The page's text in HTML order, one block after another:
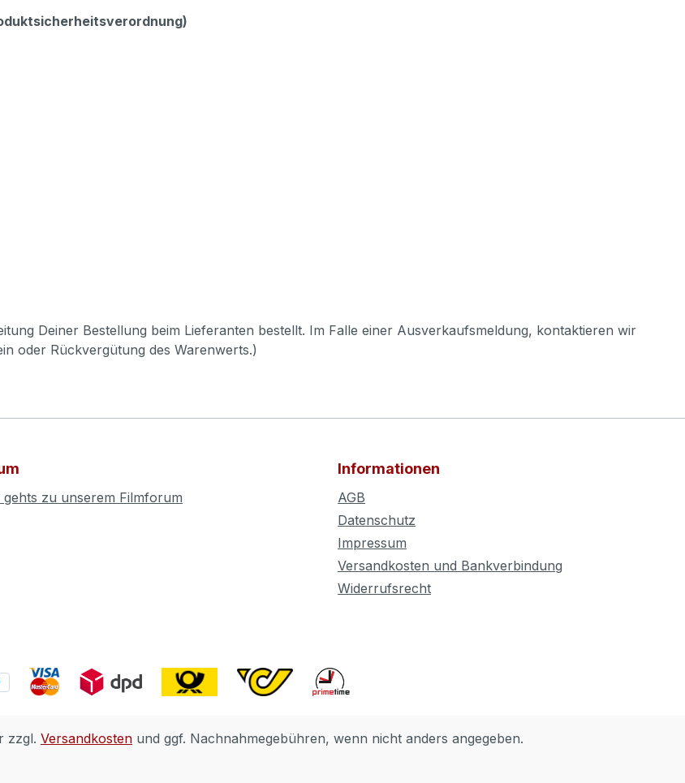
Deiner Bestellung beim Lieferanten bestellt. Im Falle einer Ausverkaufsmeldung, kontaktieren wir
oder Rückvergütung des Warenwerts.)
gehts zu unserem Filmforum
Informationen
AGB
Datenschutz
Impressum
Versandkosten und Bankverbindung
Widerrufsrecht
zzgl. Versandkosten und ggf. Nachnahmegebühren, wenn nicht anders angegeben.